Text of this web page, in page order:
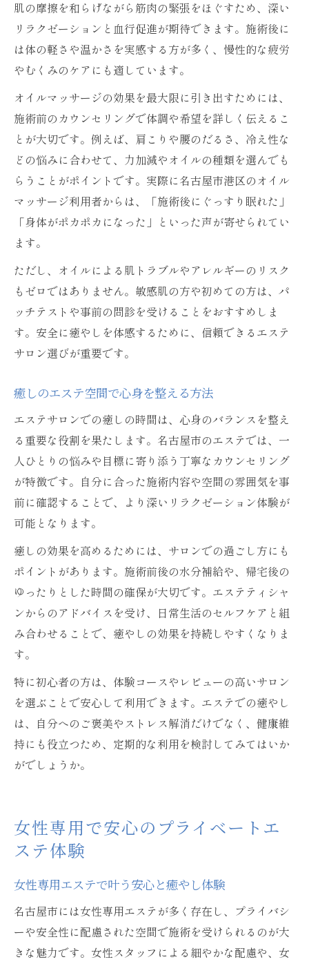
肌の摩擦を和らげながら筋肉の緊張をほぐすため、深い
リラクゼーションと血行促進が期待できます。施術後に
は体の軽さや温かさを実感する方が多く、慢性的な疲労
やむくみのケアにも適しています。
オイルマッサージの効果を最大限に引き出すためには、
施術前のカウンセリングで体調や希望を詳しく伝えるこ
とが大切です。例えば、肩こりや腰のだるさ、冷え性な
どの悩みに合わせて、力加減やオイルの種類を選んでも
らうことがポイントです。実際に名古屋市港区のオイル
マッサージ利用者からは、「施術後にぐっすり眠れた」
「身体がポカポカになった」といった声が寄せられてい
ます。
ただし、オイルによる肌トラブルやアレルギーのリスク
もゼロではありません。敏感肌の方や初めての方は、パ
ッチテストや事前の問診を受けることをおすすめしま
す。安全に癒やしを体感するために、信頼できるエステ
サロン選びが重要です。
癒しのエステ空間で心身を整える方法
エステサロンでの癒しの時間は、心身のバランスを整え
る重要な役割を果たします。名古屋市のエステでは、一
人ひとりの悩みや目標に寄り添う丁寧なカウンセリング
が特徴です。自分に合った施術内容や空間の雰囲気を事
前に確認することで、より深いリラクゼーション体験が
可能となります。
癒しの効果を高めるためには、サロンでの過ごし方にも
ポイントがあります。施術前後の水分補給や、帰宅後の
ゆったりとした時間の確保が大切です。エステティシャ
ンからのアドバイスを受け、日常生活のセルフケアと組
み合わせることで、癒やしの効果を持続しやすくなりま
す。
特に初心者の方は、体験コースやレビューの高いサロン
を選ぶことで安心して利用できます。エステでの癒やし
は、自分へのご褒美やストレス解消だけでなく、健康維
持にも役立つため、定期的な利用を検討してみてはいか
がでしょうか。
女性専用で安心のプライベートエ
ステ体験
女性専用エステで叶う安心と癒やし体験
名古屋市には女性専用エステが多く存在し、プライバシ
ーや安全性に配慮された空間で施術を受けられるのが大
きな魅力です。女性スタッフによる細やかな配慮や、女